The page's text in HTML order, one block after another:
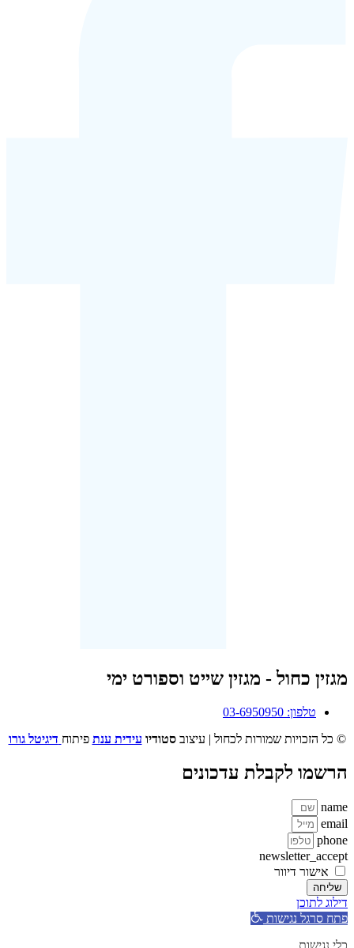
מגזין כחול - מגזין שייט וספורט ימי
טלפון: 03-6950950
© כל הזכויות שמורות לכחול | עיצובסטודיו עידית ענת פיתוח דיגיטל גורו
הרשמו לקבלת עדכונים
name
email
phone
newsletter_accept
אישור דיוור
שליחה
דילוג לתוכן
פתח סרגל נגישות
כלי נגישות